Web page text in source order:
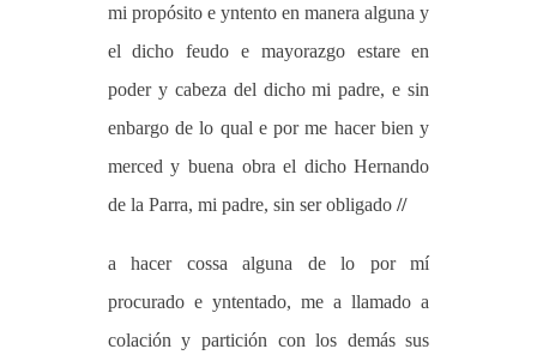
mi propósito e yntento en manera alguna y
el dicho feudo e mayorazgo estare en
poder y cabeza del dicho mi padre, e sin
enbargo de lo qual e por me hacer bien y
merced y buena obra el dicho Hernando
de la Parra, mi padre, sin ser obligado//
a hacer cossa alguna de lo por mí
procurado e yntentado, me a llamado a
colación y partición con los demás sus